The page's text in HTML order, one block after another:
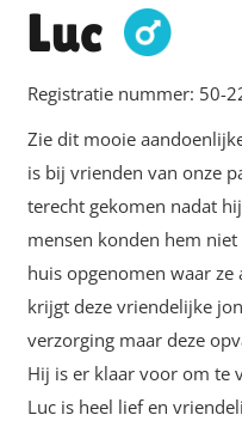
Luc
Registratie nummer: 50-
Zie dit mooie
is bij vrienden van onze
terecht gekomen nadat
mensen konden hem
huis opgenomen waar
krijgt deze vriendelijke
verzorging maar deze
Hij is er klaar voor om te
Luc is heel lief en